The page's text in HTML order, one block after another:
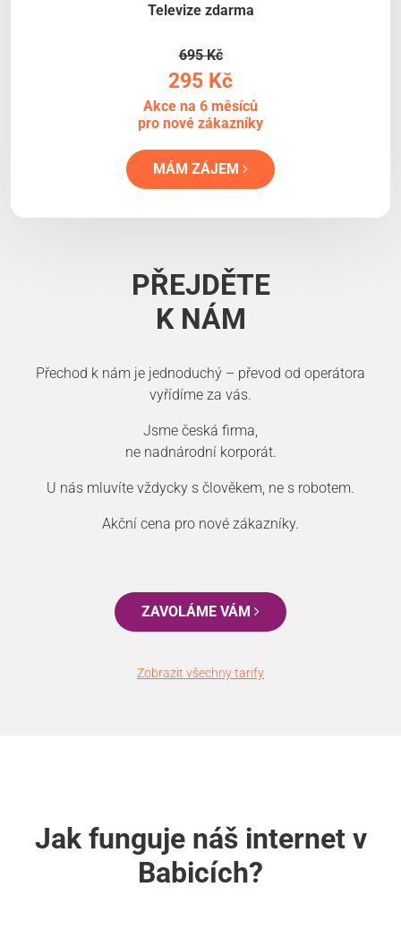
Televize zdarma
695 Kč
295 Kč
Akce na 6 měsíců
pro nové zákazníky
MÁM ZÁJEM
PŘEJDĚTE
K NÁM
Přechod k nám je jednoduchý – převod od operátora
vyřídíme za vás.
Jsme česká firma,
ne nadnárodní korporát.
U nás mluvíte vždycky s člověkem, ne s robotem.
Akční cena pro nové zákazníky.
ZAVOLÁME VÁM
Zobrazit všechny tarify
Jak funguje náš internet v
Babicích?